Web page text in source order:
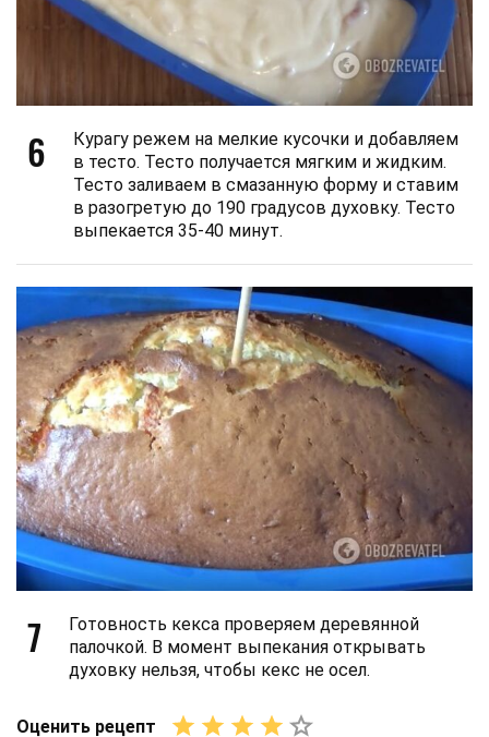
6
Курагу режем на мелкие кусочки и добавляем
в тесто. Тесто получается мягким и жидким.
Тесто заливаем в смазанную форму и ставим
в разогретую до 190 градусов духовку. Тесто
выпекается 35-40 минут.
7
Готовность кекса проверяем деревянной
палочкой. В момент выпекания открывать
духовку нельзя, чтобы кекс не осел.
Оценить рецепт